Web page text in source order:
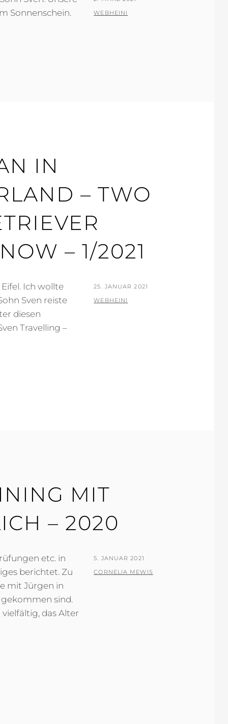
Sonnenschein.
ON
BY
WEBHEINI
IN
– TWO
– 1/2021
Ich wollte
Sven reiste
diesen
Travelling –
POSTED
ON
25. JANUAR 2021
BY
WEBHEINI
MIT
– 2020
etc. in
berichtet. Zu
mit Jürgen in
sind.
das Alter
POSTED
ON
5. JANUAR 2021
BY
CORNELIA MEWIS